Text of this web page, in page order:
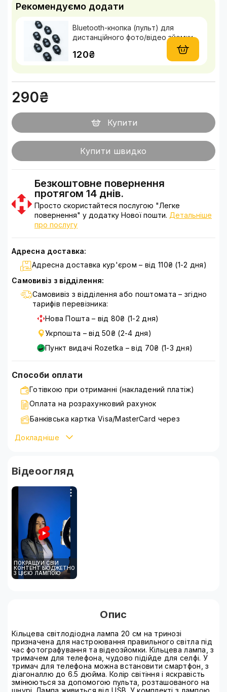
290₴
Купити
Купити швидко
Рекомендуємо додати
Bluetooth-кнопка (пульт) для
дистанційного фото/відео зйомки
120₴
Безкоштовне повернення
протягом 14 днів.
Просто скористайтеся послугою "Легке
повернення" у додатку Нової пошти. Детальніше
про послугу
Адресна доставка:
Адресна доставка кур'єром – від 110₴ (1-2 дня)
Самовивіз з відділення:
Самовивіз з відділення або поштомата – згідно
тарифів перевізника:
Нова Пошта – від 80₴ (1-2 дня)
Укрпошта – від 50₴ (2-4 дня)
Пункт видачі Rozetka – від 70₴ (1-3 дня)
Способи оплати
Готівкою при отриманні (накладений платіж)
Оплата на розрахунковий рахунок
Банківська картка Visa/MasterCard через
Детальніше ознайомитися зі способами оплати можна
Докладніше
Відеоогляд
ПОКРАЩУЙ СВІЙ
КОНТЕНТ БЮДЖЕТНО
З ЦІЄЮ ЛАМПОЮ
Опис
Кільцева світлодіодна лампа 20 см на тринозі
призначена для настроювання правильного світла під
час фотографування та відеозйомки. Кільцева лампа, з
тримачем для телефона, чудово підійде для селфі. У
тримач для телефона можна встановити смартфон, з
діагоналлю до 6.5 дюйма. Колір світіння і яскравість
змінюються за допомогою пульта, розташованого на
шнурі. Лампа живиться від USB. У комплекті з лампою